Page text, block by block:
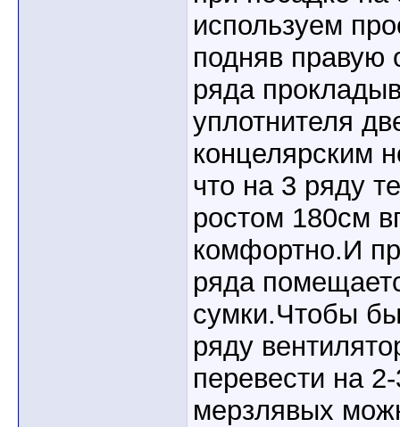
используем
подняв правую
ряда
уплотнителя
концелярским
что на 3 ряду
ростом 180см
комфортно.И
ряда
сумки.Чтобы
ряду
перевести на
мерзлявых